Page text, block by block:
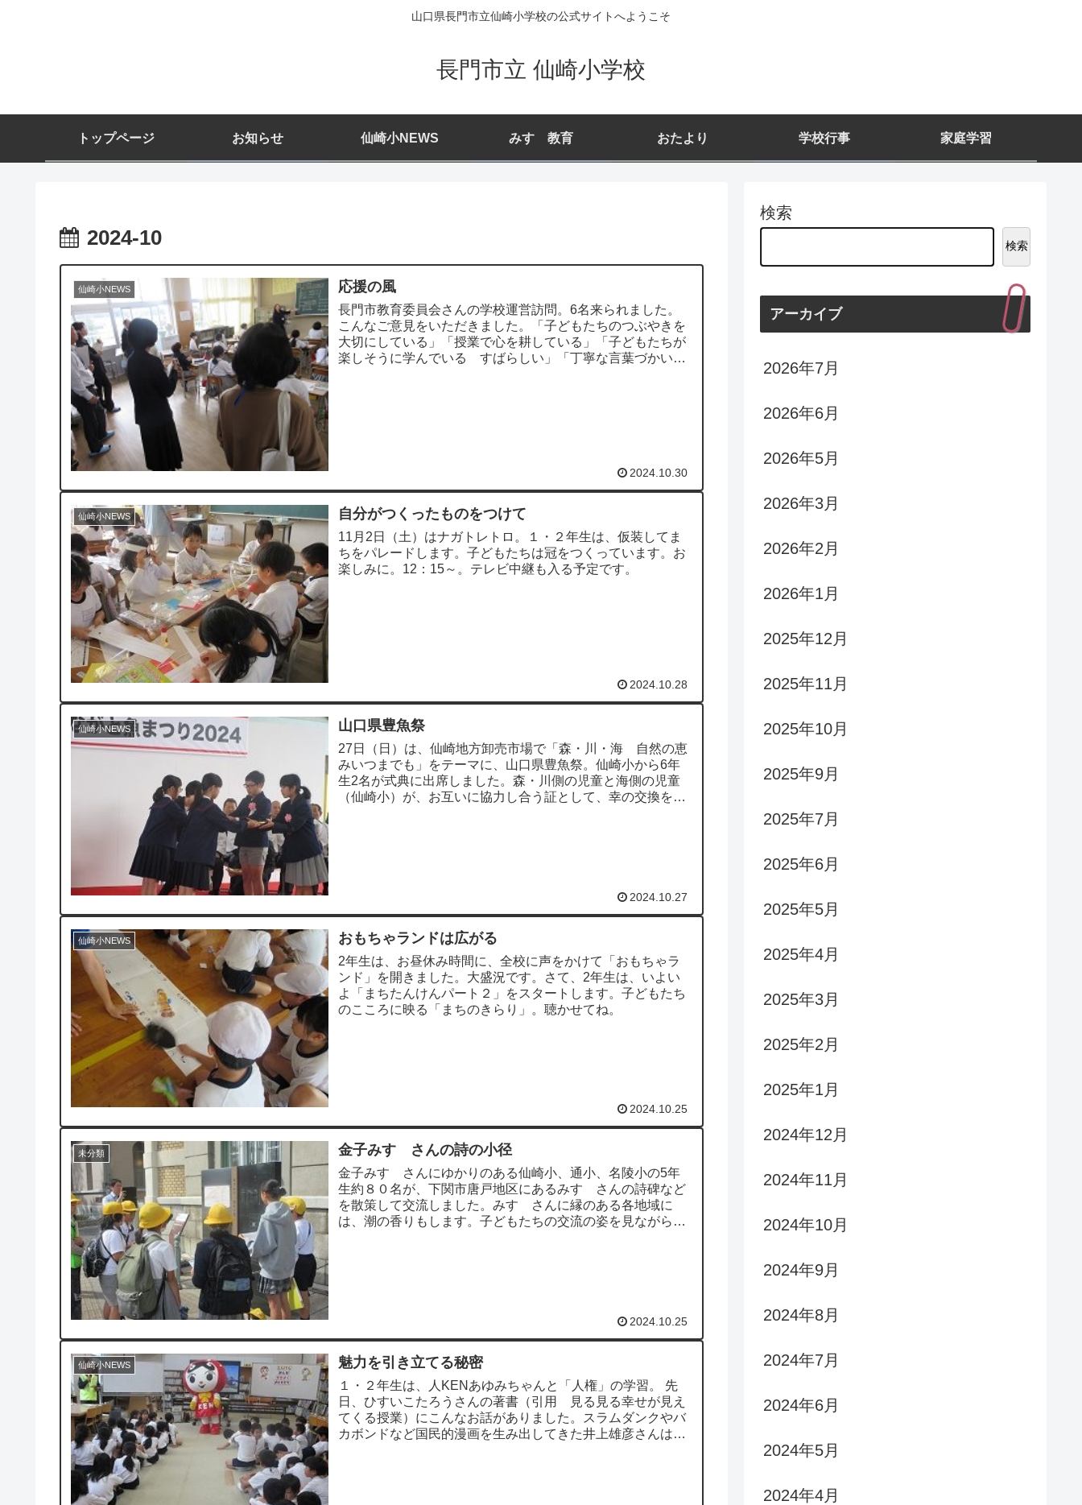
山口県長門市立仙崎小学校の公式サイトへようこそ
長門市立 仙崎小学校
トップページ お知らせ 仙崎小NEWS みすゞ教育 おたより 学校行事 家庭学習
2024-10
仙崎小NEWS 応援の風
長門市教育委員会さんの学校運営訪問。6名来られました。
こんなご意見をいただきました。「子どもたちのつぶやきを
大切にしている」「授業で心を耕している」「子どもたちが
楽しそうに学んでいる すばらしい」「丁寧な言葉づかい
2024.10.30
仙崎小NEWS 自分がつくったものをつけて
11月2日（土）はナガトレトロ。１・２年生は、仮装してま
ちをパレードします。子どもたちは冠をつくっています。お
楽しみに。12：15～。テレビ中継も入る予定です。
2024.10.28
仙崎小NEWS 山口県豊魚祭
27日（日）は、仙崎地方卸売市場で「森・川・海 自然の恵
みいつまでも」をテーマに、山口県豊魚祭。仙崎小から6年
生2名が式典に出席しました。森・川側の児童と海側の児童
（仙崎小）が、お互いに協力し合う証として、幸の交換を行
2024.10.27
仙崎小NEWS おもちゃランドは広がる
2年生は、お昼休み時間に、全校に声をかけて「おもちゃラ
ンド」を開きました。大盛況です。さて、2年生は、いよい
よ「まちたんけんパート２」をスタートします。子どもたち
のこころに映る「まちのきらり」。聴かせてね。
2024.10.25
未分類 金子みすゞさんの詩の小径
金子みすゞさんにゆかりのある仙崎小、通小、名陵小の5年
生約８０名が、下関市唐戸地区にあるみすゞさんの詩碑など
を散策して交流しました。みすゞさんに縁のある各地域に
は、潮の香りもします。子どもたちの交流の姿を見ながら、
2024.10.25
仙崎小NEWS 魅力を引き立てる秘密
１・２年生は、人KENあゆみちゃんと「人権」の学習。 先
日、ひすいこたろうさんの著書（引用 見る見る幸せが見え
てくる授業）にこんなお話がありました。スラムダンクやバ
カボンドなど国民的漫画を生み出してきた井上雄彦さんはキ
検索
検索
アーカイブ
2026年7月
2026年6月
2026年5月
2026年3月
2026年2月
2026年1月
2025年12月
2025年11月
2025年10月
2025年9月
2025年7月
2025年6月
2025年5月
2025年4月
2025年3月
2025年2月
2025年1月
2024年12月
2024年11月
2024年10月
2024年9月
2024年8月
2024年7月
2024年6月
2024年5月
2024年4月